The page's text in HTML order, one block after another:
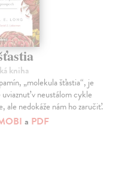
kniha
„molekula šťastia“, je
v neustálom cykle
ale nedokáže nám ho zaručiť.
a PDF